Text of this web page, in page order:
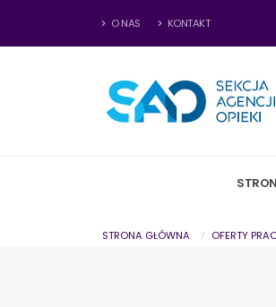
O NAS KONTAKT
STRONA GŁÓWNA OFERTY